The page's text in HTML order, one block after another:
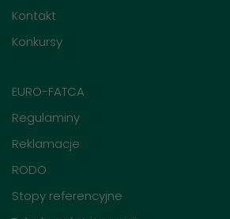
Kontakt
Konkursy
EURO-FATCA
Regulaminy
Reklamacje
RODO
Stopy referencyjne